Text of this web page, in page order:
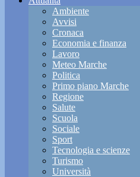
Ambiente
Avvisi
Cronaca
Economia e finanza
Lavoro
Meteo Marche
Politica
Primo piano Marche
Regione
Salute
Scuola
Sociale
Sport
Tecnologia e scienze
Turismo
Università